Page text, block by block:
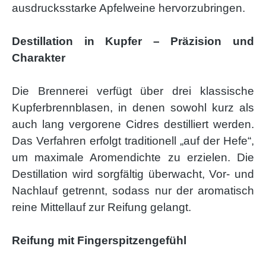
ausdrucksstarke Apfelweine hervorzubringen.
Destillation in Kupfer – Präzision und
Charakter
Die Brennerei verfügt über drei klassische
Kupferbrennblasen, in denen sowohl kurz als
auch lang vergorene Cidres destilliert werden.
Das Verfahren erfolgt traditionell „auf der Hefe“,
um maximale Aromendichte zu erzielen. Die
Destillation wird sorgfältig überwacht, Vor- und
Nachlauf getrennt, sodass nur der aromatisch
reine Mittellauf zur Reifung gelangt.
Reifung mit Fingerspitzengefühl